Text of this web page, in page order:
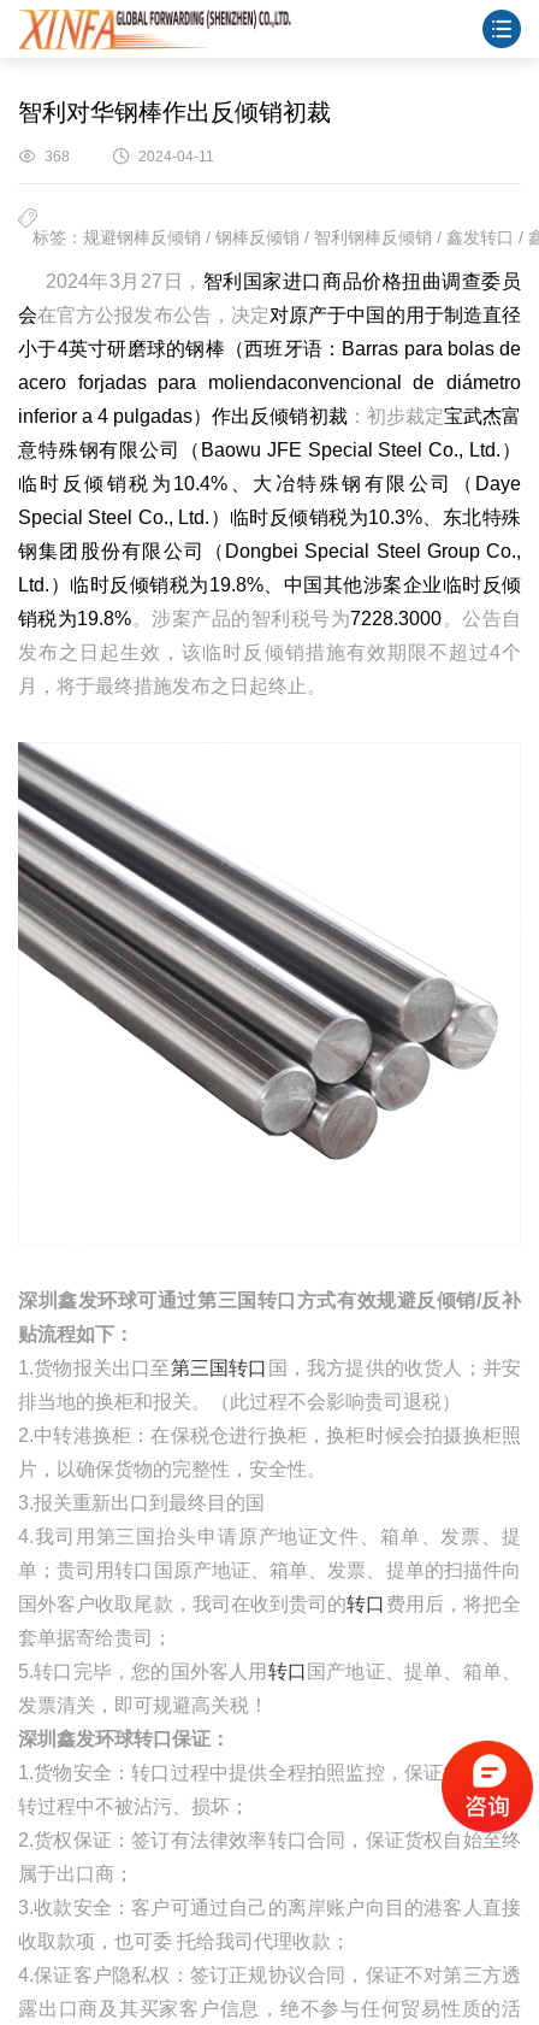
智利对华钢棒作出反倾销初裁
368 2024-04-11
标签：规避钢棒反倾销 / 钢棒反倾销 / 智利钢棒反倾销 / 鑫发转口 /
2024年3月27日， 智利国家进口商品价格扭曲调查委员
会在官方公报发布公告，决定对原产于中国的用于制造直径
小于4英寸研磨球的钢棒（西班牙语：Barras para bolas de
acero forjadas para moliendaconvencional de diámetro
inferior a 4 pulgadas）作出反倾销初裁：初步裁定宝武杰富
意特殊钢有限公司（Baowu JFE Special Steel Co., Ltd.）
临时反倾销税为10.4%、大冶特殊钢有限公司（Daye
Special Steel Co., Ltd.）临时反倾销税为10.3%、东北特殊
钢集团股份有限公司（Dongbei Special Steel Group Co.,
Ltd.）临时反倾销税为19.8%、中国其他涉案企业临时反倾
销税为19.8%。涉案产品的智利税号为7228.3000。公告自
发布之日起生效，该临时反倾销措施有效期限不超过4个
月，将于最终措施发布之日起终止。
深圳鑫发环球可通过第三国转口方式有效规避反倾销/反补
贴流程如下：
1.货物报关出口至第三国转口 国，我方提供的收货人；并安
排当地的换柜和报关。（此过程不会影响贵司退税）
2.中转港换柜：在保税仓进行换柜，换柜时候会拍摄换柜照
片，以确保货物的完整性，安全性。
3.报关重新出口到最终目的国
4.我司用第三国抬头申请原产地证文件、箱单、发票、提
单；贵司用转口国原产地证、箱单、发票、提单的扫描件向
国外客户收取尾款，我司在收到贵司的转口 费用后，将把全
套单据寄给贵司；
5.转口完毕，您的国外客人用 转口 国产地证、提单 、箱单、
发票清关，即可规避高关税！
深圳鑫发环球转口保证：
1.货物安全：转口过程中提供全程拍照监控，保证货物在中
转过程中不被沾污、损坏；
2.货权保证：签订有法律效率转口合同，保证货权自始至终
属于出口商；
3.收款安全：客户可通过自己的离岸账户向目的港客人直接
收取款项，也可委 托给我司代理收款；
4.保证客户隐私权：签订正规协议合同，保证不对第三方透
露出口商及其买家客户信息，绝不参与任何贸易性质的活